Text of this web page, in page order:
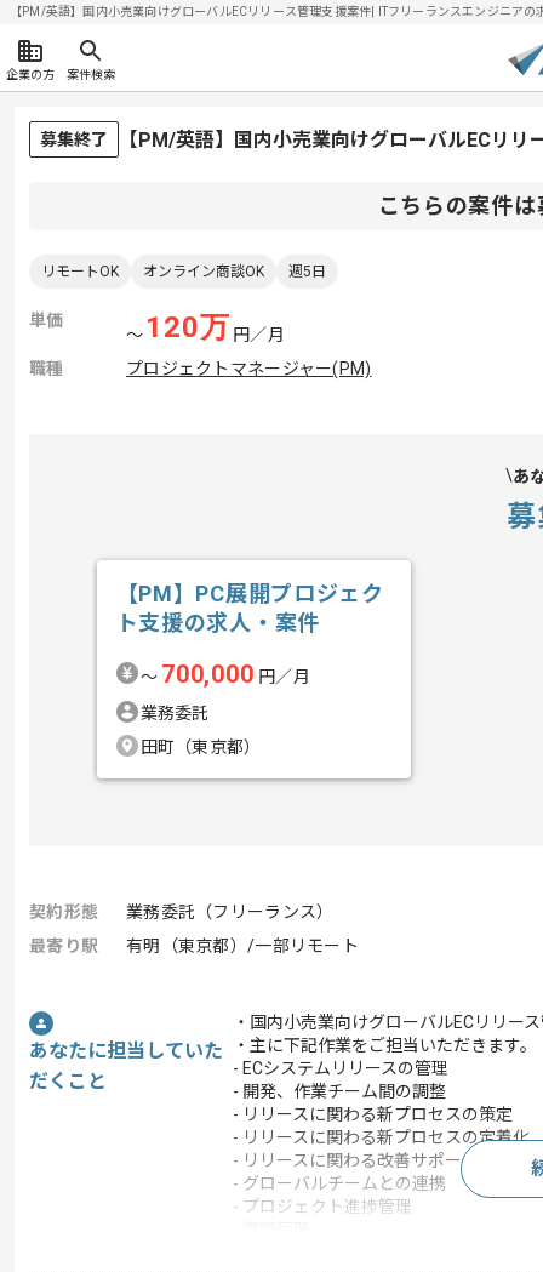
【PM/英語】国内小売業向けグローバルECリリース管理支援案件| ITフリーランスエンジニア
企業の方 案件検索
募集終了 【PM/英語】国内小売業向けグローバルECリ
こちらの案件
リモートOK オンライン商談OK 週5日
単価
〜 120万 円／月
職種
プロジェクトマネージャー(PM)
あ
【PM】PC展開プロジェク
ト支援の求人・案件
〜 700,000 円／月
業務委託
田町（東京都）
契約形態
業務委託（フリーランス）
最寄り駅
有明（東京都）/一部リモート
あなたに担当していた
だくこと
・国内小売業向けグローバルECリリー
・主に下記作業をご担当いただきます。
- ECシステムリリースの管理
- 開発、作業チーム間の調整
- リリースに関わる新プロセスの策定
- リリースに関わる新プロセスの定着化
- リリースに関わる改善サポート
- グローバルチームとの連携
- プロジェクト進捗管理